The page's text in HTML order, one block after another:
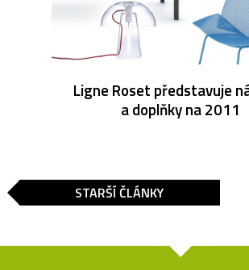
Ligne Roset představuje
a doplňky na 2011
STARŠÍ ČLÁNKY